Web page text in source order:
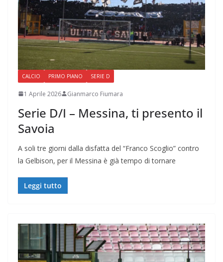
CALCIO PRIMO PIANO SERIE D
1 Aprile 2026 Gianmarco Fiumara
Serie D/I – Messina, ti presento il
Savoia
A soli tre giorni dalla disfatta del “Franco Scoglio” contro
la Gelbison, per il Messina è già tempo di tornare
Leggi tutto